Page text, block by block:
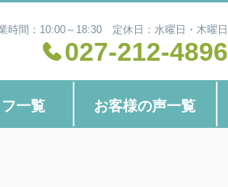
時間：10:00～18:30 定休日：水曜日・木曜日
027-212-4896
一覧 お客様の声一覧